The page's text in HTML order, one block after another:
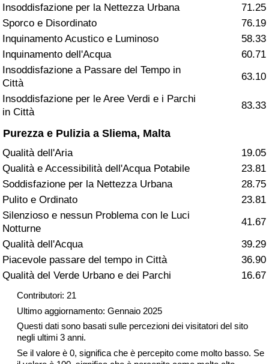
Insoddisfazione per la Nettezza Urbana
71.25
Sporco e Disordinato
76.19
Inquinamento Acustico e Luminoso
58.33
Inquinamento dell'Acqua
60.71
Insoddisfazione a Passare del Tempo in
Città
63.10
Insoddisfazione per le Aree Verdi e i Parchi
in Città
83.33
Purezza e Pulizia a Sliema, Malta
Qualità dell'Aria
19.05
Qualità e Accessibilità dell'Acqua Potabile
23.81
Soddisfazione per la Nettezza Urbana
28.75
Pulito e Ordinato
23.81
Silenzioso e nessun Problema con le Luci
Notturne
41.67
Qualità dell'Acqua
39.29
Piacevole passare del tempo in Città
36.90
Qualità del Verde Urbano e dei Parchi
16.67
Contributori: 21
Ultimo aggiornamento: Gennaio 2025
Questi dati sono basati sulle percezioni dei visitatori del sito
negli ultimi 3 anni.
Se il valore è 0, significa che è percepito come molto basso. Se
Indice del Tasso di Criminalità (Corrente)
Indice della Criminalità
Indice di criminalità per paese
Assistenza Sanitaria
Indice dell’Assistenza Sanitaria (Corrente)
Indice dell’Assistenza Sanitaria
Nazione
Inquinamento
Indice di inquinamento
Indice dell’Inquinamento per Nazione